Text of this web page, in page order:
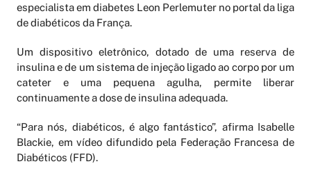
especialista em diabetes Leon Perlemuter no portal da liga
de diabéticos da França.
Um dispositivo eletrônico, dotado de uma reserva de
insulina e de um sistema de injeção ligado ao corpo por um
cateter e uma pequena agulha, permite liberar
continuamente a dose de insulina adequada.
“Para nós, diabéticos, é algo fantástico”, afirma Isabelle
Blackie, em vídeo difundido pela Federação Francesa de
Diabéticos (FFD).